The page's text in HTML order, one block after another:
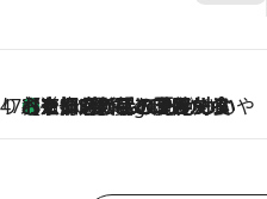
47都道府県の手みやげ ひんやりスイーツで夏を満喫
6 Hours Ago
【京都府】この夏絶対食べたい 冷やしておいしいおやつ3選 ひと口目から心を掴む新緑のテリーヌ